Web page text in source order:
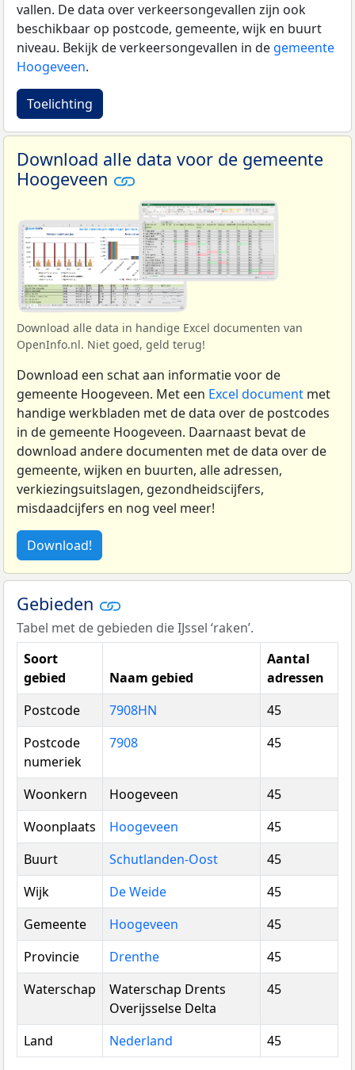
vallen. De data over verkeersongevallen zijn ook
beschikbaar op postcode, gemeente, wijk en buurt
niveau. Bekijk de verkeersongevallen in de gemeente
Hoogeveen.
Toelichting
Download alle data voor de gemeente
Hoogeveen
Download alle data in handige Excel documenten van
OpenInfo.nl. Niet goed, geld terug!
Download een schat aan informatie voor de
gemeente Hoogeveen. Met een Excel document met
handige werkbladen met de data over de postcodes
in de gemeente Hoogeveen. Daarnaast bevat de
download andere documenten met de data over de
gemeente, wijken en buurten, alle adressen,
verkiezingsuitslagen, gezondheidscijfers,
misdaadcijfers en nog veel meer!
Download!
Gebieden
Tabel met de gebieden die IJssel ‘raken’.
Soort
gebied
Naam gebied
Aantal
adressen
Postcode
7908HN
45
Postcode
numeriek
7908 45
Woonkern Hoogeveen
45
Woonplaats
Hoogeveen
45
Buurt
Schutlanden-Oost
45
Wijk
De Weide
45
Gemeente
Hoogeveen
45
Provincie
Drenthe
45
Waterschap
Waterschap Drents
Overijsselse Delta
45
Land Nederland 45